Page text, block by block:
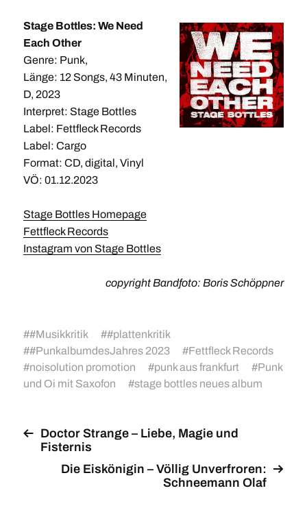
Stage Bottles: We Need
Each Other
Genre: Punk,
Länge: 12 Songs, 43 Minuten,
D, 2023
Interpret: Stage Bottles
Label: Fettfleck Records
Label: Cargo
Format: CD, digital, Vinyl
VÖ: 01.12.2023
Stage Bottles Homepage
Fettfleck Records
Instagram von Stage Bottles
copyright Bandfoto: Boris Schöppner
##Musikkritik ##plattenkritik
##PunkalbumdesJahres 2023 #Fettfleck Records
#noisolution promotion #punk aus frankfurt #Punk
und Oi mit Saxofon
#stage bottles neues album
Doctor Strange – Liebe, Magie und
Fisternis
Die Eiskönigin – Völlig Unverfroren:
Schneemann Olaf